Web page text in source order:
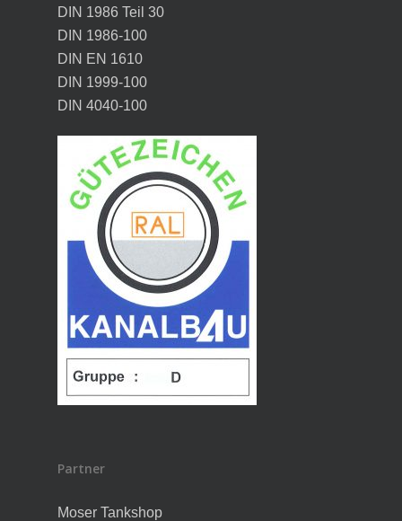
DIN 1986 Teil 30
DIN 1986-100
DIN EN 1610
DIN 1999-100
DIN 4040-100
Partner
Moser Tankshop